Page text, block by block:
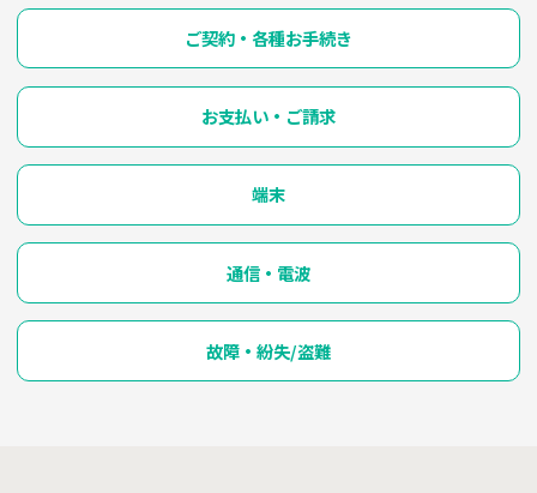
ご契約・各種お手続き
お支払い・ご請求
端末
通信・電波
故障・紛失/盗難